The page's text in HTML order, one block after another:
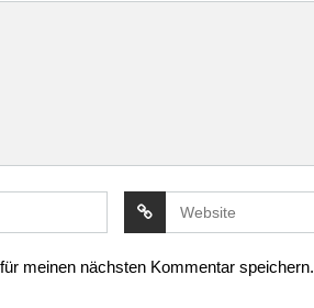
meinen nächsten Kommentar speichern.